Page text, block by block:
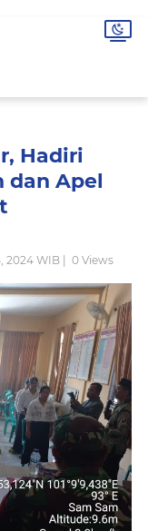
Hadiri
dan Apel
2024 WIB | 0Views